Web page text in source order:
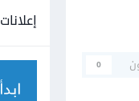
0
إعلانات